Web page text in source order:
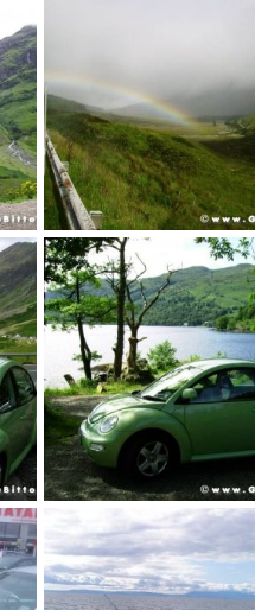
Le Foto dei Membri!
Avalon
18 Novembre 2009
0
0
Le Foto dei Membri!
Avalon
15 Novembre 2009
0
0